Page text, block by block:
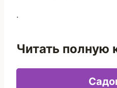
.
Читать полную